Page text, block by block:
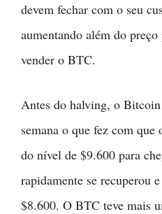
devem fechar com o seu
aumentando além do
vender o BTC.
Antes do halving, o
semana o que fez com que
do nível de $9.600 para
rapidamente se recuperou
$8.600. O BTC teve mais